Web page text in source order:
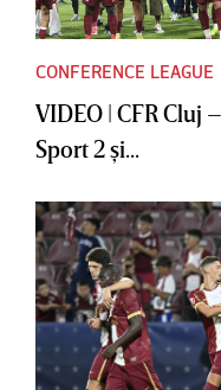
CONFERENCE LEAGUE
VIDEO | CFR Cluj
Sport 2 şi...